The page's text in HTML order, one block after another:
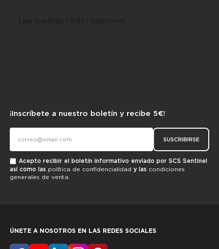
¡Inscríbete a nuestro boletín y recibe 5€!
SUSCRIBIRSE
Acepto recibir el boletín informativo enviado por SCS Sentinel
así como las política de confidencialidad y las condiciones
generales de venta.
ÚNETE A NOSOTROS EN LAS REDES SOCIALES